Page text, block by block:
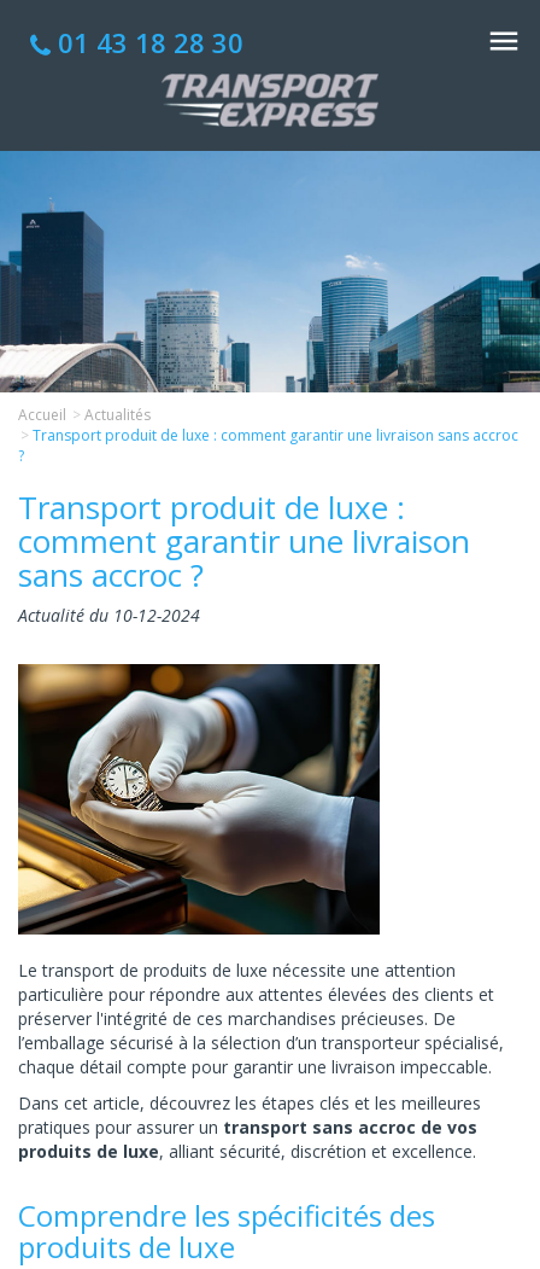
01 43 18 28 30
Accueil
Actualités
Transport produit de luxe : comment garantir une livraison sans accroc
?
Transport produit de luxe :
comment garantir une livraison
sans accroc ?
Actualité du 10-12-2024
Le transport de produits de luxe nécessite une attention
particulière pour répondre aux attentes élevées des clients et
préserver l'intégrité de ces marchandises précieuses. De
l’emballage sécurisé à la sélection d’un transporteur spécialisé,
chaque détail compte pour garantir une livraison impeccable.
Dans cet article, découvrez les étapes clés et les meilleures
pratiques pour assurer un transport sans accroc de vos
produits de luxe, alliant sécurité, discrétion et excellence.
Comprendre les spécificités des
produits de luxe